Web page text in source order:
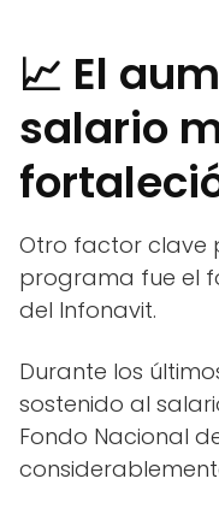
📈 El
salario
Otro factor clave
programa fue el
del Infonavit.
Durante los
sostenido al
Fondo Nacional